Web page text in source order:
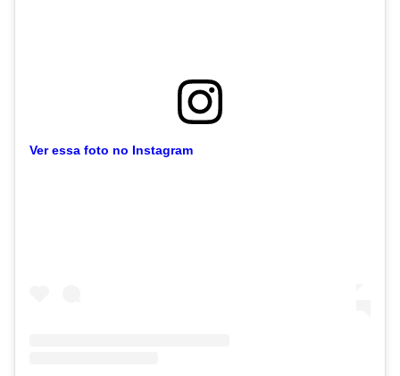
Ver essa foto no Instagram